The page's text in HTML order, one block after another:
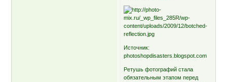
Источник:
photoshopdisasters.blogspot.com
Ретушь фотографий стала
обязательным этапом перед